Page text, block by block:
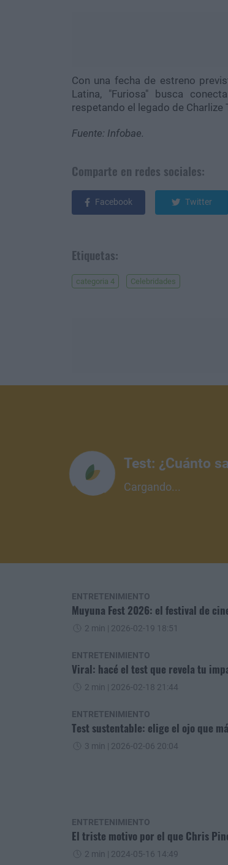
Con una fecha de estreno
Latina, "Furiosa" busca
respetando el legado de
Fuente: Infobae.
Comparte en redes sociales:
Facebook Twitter
Etiquetas:
categoria 4 Celebridades
Test: ¿Cuánto
Cargando...
ENTRETENIMIENTO
Muyuna Fest 2026: el festival de
2 min | 2026-02-19 18:51
ENTRETENIMIENTO
Viral: hacé el test que revela tu
2 min | 2026-02-18 21:44
ENTRETENIMIENTO
Test sustentable: elige el ojo que
3 min | 2026-02-06 20:04
ENTRETENIMIENTO
El triste motivo por el que Chris
2 min | 2024-05-16 14:49